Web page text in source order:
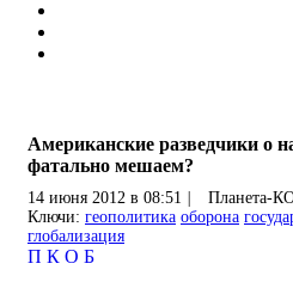
Американские разведчики о
фатально мешаем?
14 июня 2012 в 08:51 Планета-
Ключи: геополитика оборона
глобализация
П К О Б